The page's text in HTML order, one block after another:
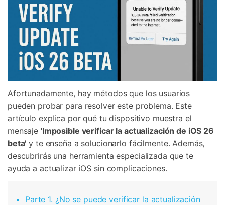
Afortunadamente, hay métodos que los usuarios
pueden probar para resolver este problema. Este
artículo explica por qué tu dispositivo muestra el
mensaje 'Imposible verificar la actualización de iOS 26
beta' y te enseña a solucionarlo fácilmente. Además,
descubrirás una herramienta especializada que te
ayuda a actualizar iOS sin complicaciones.
Parte 1. ¿No se puede verificar la actualización